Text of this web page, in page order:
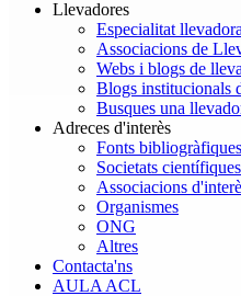
Llevadores
Especialitat
Associacions de
Webs i blogs de
Blogs institucionals
Busques una
Adreces d'interès
Fonts bibliogràfiques
Societats científiques
Associacions
Organismes
ONG
Altres
Contacta'ns
AULA ACL